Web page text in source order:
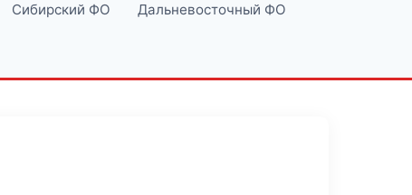
Сибирский ФО Дальневосточный ФО